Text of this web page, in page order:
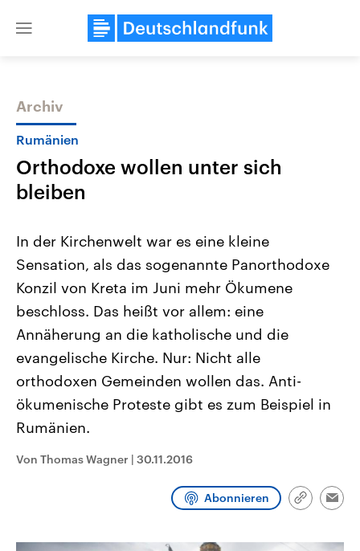
Close
Themen
Landtagswahl Sachsen-Anhalt
2026
Alle Informationen
Sachsen-Anhalt wählt am 6.
September 2026 einen neuen
Landtag. Seit 2021 wird das
Bundesland von einer Koalition aus
CDU, SPD und FDP regiert.-
Umfragen, Prognosen,
Wahlprogramme, aktuelle Berichte
und Hintergründe zu den Parteien
und Kandidaten der anstehenden
Wahl.
USA
Aktuelle Beiträge,
Hintergründe
Wirtschaftlich und
gehören die Vereinigten
den mächtigsten Ländern
mit großem Einfluss auf
Sendungen Programm Podcasts
Archiv
Rumänien
Orthodoxe wollen unter sich
bleiben
In der Kirchenwelt war es eine kleine
Sensation, als das sogenannte Panorthodoxe
Konzil von Kreta im Juni mehr Ökumene
beschloss. Das heißt vor allem: eine
Annäherung an die katholische und die
evangelische Kirche. Nur: Nicht alle
orthodoxen Gemeinden wollen das. Anti-
ökumenische Proteste gibt es zum Beispiel in
Rumänien.
Von Thomas Wagner | 30.11.2016
Abonnieren
Link